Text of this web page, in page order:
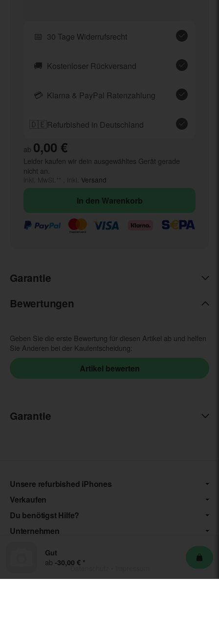
📅 30 Tage Widerrufsrecht
🚚 Kostenloser Rückversand
💳 Klarna & PayPal Ratenzahlung
🇩🇪Refurbished in Deutschland
ab 0,00 €
Leider kaufen wir dein ausgewähltes Gerät gerade
nicht an.
Versand
In den Warenkorb
Gut
ab -30,00 € *
Garantie
Bewertungen
Geben Sie die erste Bewertung für diesen Artikel ab und helfen
Sie Anderen bei der Kaufentscheidung:
Garantie
Unsere refurbished iPhones
Verkaufen
Du benötigst Hilfe?
Unternehmen
Datenschutz